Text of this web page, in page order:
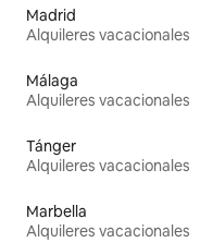
Madrid
Alquileres vacacionales
Málaga
Alquileres vacacionales
Tánger
Alquileres vacacionales
Marbella
Alquileres vacacionales